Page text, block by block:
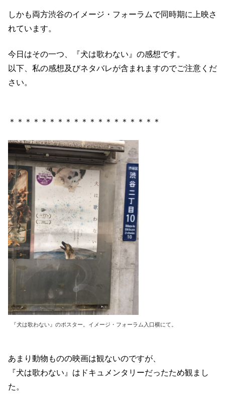
しかも両方渋谷のイメージ・フォーラムで同時期に上映さ
れています。
今日はその一つ、『犬は歌わない』の感想です。
以下、私の感想及びネタバレが含まれますのでご注意くだ
さい。
＊＊＊＊＊＊＊＊＊＊＊＊＊＊＊＊＊＊＊
『犬は歌わない』のポスター。イメージ・フォーラム入口横にて。
あまり動物ものの映画は観ないのですが、
『犬は歌わない』はドキュメンタリーだったため観まし
た。